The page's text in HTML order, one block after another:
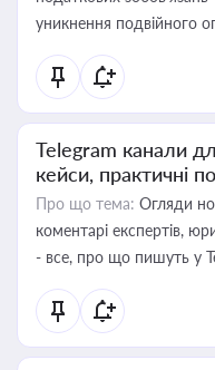
уникнення подвійного
Telegram канали
кейси, практичні
Про що тема: Огляди
коментарі експертів,
- все, про що пишуть у